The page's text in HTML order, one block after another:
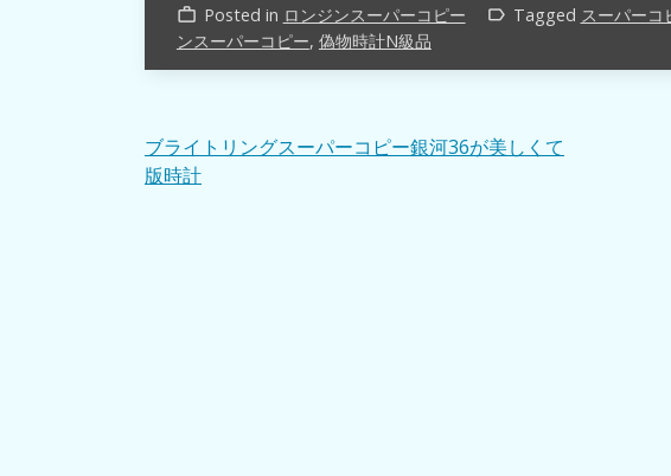
work_outline Posted in ロンジンスーパーコピー label_outline Tagged スーパーコ
ンスーパーコピー, 偽物時計N級品
投
稿
ブライトリングスーパーコピー銀河36が美しくて
版時計